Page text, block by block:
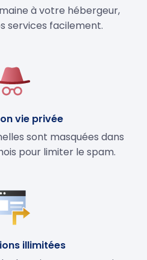
à votre hébergeur,
services facilement.
vie privée
sont masquées dans
pour limiter le spam.
illimitées